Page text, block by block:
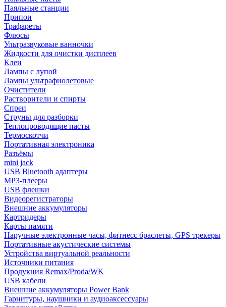
Паяльные станции
Припои
Трафареты
Флюсы
Ультразвуковые ванночки
Жидкости для очистки дисплеев
Клеи
Лампы с лупой
Лампы ультрафиолетовые
Очистители
Растворители и спирты
Спреи
Струны для разборки
Теплопроводящие пасты
Термоскотчи
Портативная электроника
Разъёмы
mini jack
USB Bluetooth адаптеры
MP3-плееры
USB флешки
Видеорегистраторы
Внешние аккумуляторы
Картридеры
Карты памяти
Наручные электронные часы, фитнесс браслеты, GPS трекеры
Портативные акустические системы
Устройства виртуальной реальности
Источники питания
Продукция Remax/Proda/WK
USB кабели
Внешние аккумуляторы Power Bank
Гарнитуры, наушники и аудиоаксессуары